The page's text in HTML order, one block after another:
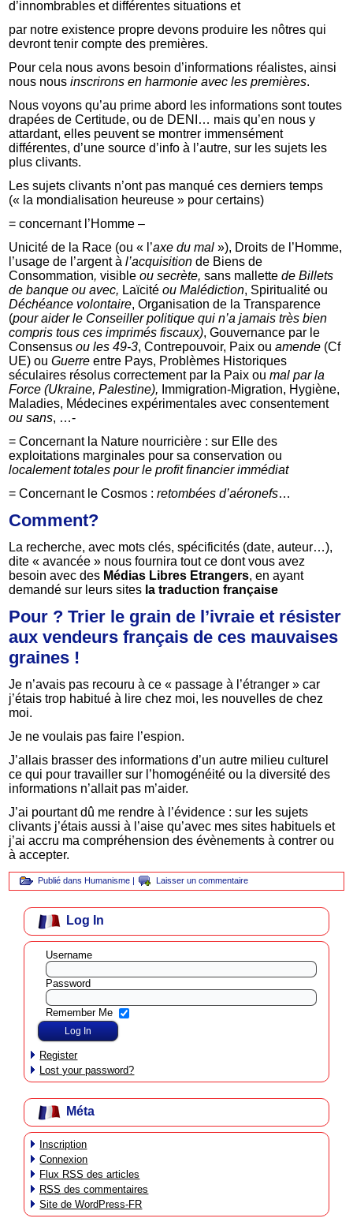
d’innombrables et différentes situations et
par notre existence propre devons produire les nôtres qui
devront tenir compte des premières.
Pour cela nous avons besoin d’informations réalistes, ainsi
nous nousinscrirons en harmonie avec les premières.
Nous voyons qu’au prime abord les informations sont toutes
drapées de Certitude, ou de DENI… mais qu’en nous y
attardant, elles peuvent se montrer immensément
différentes, d’une source d’info à l’autre, sur les sujets les
plus clivants.
Les sujets clivants n’ont pas manqué ces derniers temps
(« la mondialisation heureuse » pour certains)
= concernant l’Homme –
Unicité de la Race (ou « l’axe du mal »), Droits de l’Homme,
l’usage de l’argent àl’acquisition de Biens de
Consommation,visible ou secrète,sans mallette de Billets
de banque ou avec, Laïcitéou Malédiction, Spiritualité ou
Déchéance volontaire, Organisation de la Transparence
(pour aider le Conseiller politique qui n’a jamais très bien
compris tous ces imprimés fiscaux), Gouvernance par le
Consensusou les 49-3, Contrepouvoir, Paix ouamende (Cf
UE) ouGuerre entre Pays, Problèmes Historiques
séculaires résolus correctement par la Paix ou mal par la
Force (Ukraine, Palestine), Immigration-Migration, Hygiène,
Maladies, Médecines expérimentales avec consentement
ou sans, …-
= Concernant la Nature nourricière : sur Elle des
exploitations marginales pour sa conservation ou
localement totales pour le profit financier immédiat
= Concernant le Cosmos :retombées d’aéronefs…
Comment?
La recherche, avec mots clés, spécificités (date, auteur…),
dite « avancée » nous fournira tout ce dont vous avez
besoin avec des Médias Libres Etrangers, en ayant
demandé sur leurs sites la traduction française
Pour ? Trier le grain de l’ivraie et résister
aux vendeurs français de ces mauvaises
graines !
Je n’avais pas recouru à ce « passage à l’étranger » car
j’étais trop habitué à lire chez moi, les nouvelles de chez
moi.
Je ne voulais pas faire l’espion.
J’allais brasser des informations d’un autre milieu culturel
ce qui pour travailler sur l’homogénéité ou la diversité des
informations n’allait pas m’aider.
J’ai pourtant dû me rendre à l’évidence : sur les sujets
clivants j’étais aussi à l’aise qu’avec mes sites habituels et
j’ai accru ma compréhension des évènements à contrer ou
à accepter.
Publié dans Humanisme | Laisser un commentaire
Log In
Username
Password
Remember Me
Register
Lost your password?
Méta
Inscription
Connexion
Flux RSS des articles
RSS des commentaires
Site de WordPress-FR